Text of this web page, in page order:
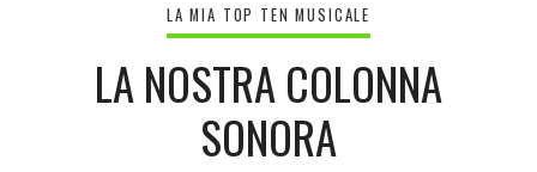
LA MIA TOP TEN MUSICALE
LA NOSTRA COLONNA
SONORA